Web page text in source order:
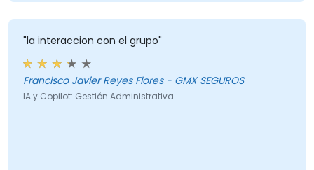
"la interaccion con el grupo"
Francisco Javier Reyes Flores - GMX SEGUROS
IA y Copilot: Gestión Administrativa